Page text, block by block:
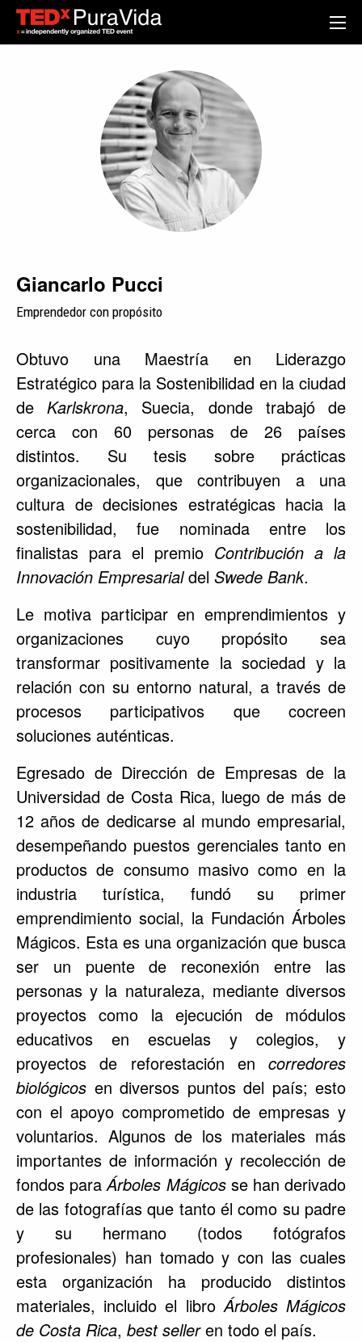
Giancarlo Pucci
Emprendedor con propósito
Obtuvo una Maestría en Liderazgo
Estratégico para la Sostenibilidad en la ciudad
deKarlskrona, Suecia, donde trabajó de
cerca con 60 personas de 26 países
distintos. Su tesis sobre prácticas
organizacionales, que contribuyen a una
cultura de decisiones estratégicas hacia la
sostenibilidad, fue nominada entre los
finalistas para el premio Contribución a la
Innovación Empresarialdel Swede Bank.
Le motiva participar en emprendimientos y
organizaciones cuyo propósito sea
transformar positivamente la sociedad y la
relación con su entorno natural, a través de
procesos participativos que cocreen
soluciones auténticas.
Egresado de Dirección de Empresas de la
Universidad de Costa Rica, luego de más de
12 años de dedicarse al mundo empresarial,
desempeñando puestos gerenciales tanto en
productos de consumo masivo como en la
industria turística, fundó su primer
emprendimiento social, la Fundación Árboles
Mágicos. Esta es una organización que busca
ser un puente de reconexión entre las
personas y la naturaleza, mediante diversos
proyectos como la ejecución de módulos
educativos en escuelas y colegios, y
proyectos de reforestación en corredores
biológicos en diversos puntos del país; esto
con el apoyo comprometido de empresas y
voluntarios. Algunos de los materiales más
importantes de información y recolección de
fondos paraÁrboles Mágicosse han derivado
de las fotografías que tanto él como su padre
y su hermano (todos fotógrafos
profesionales) han tomado y con las cuales
esta organización ha producido distintos
materiales, incluido el libroÁrboles Mágicos
de Costa Rica, best selleren todo el país.